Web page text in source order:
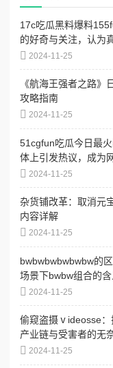
17c吃瓜黑料爆料
的好奇与关注，认为
发热议
2024-11-25
《航海王强者之路》
攻略指南
2024-11-25
51cgfun吃瓜今日最
体上引发热议，成为
当下流行文化的趣味
2024-11-25
杂货铺改革：取消元
内容详解
2024-11-25
bwbwbwbwbwbw的
场景下bwbw组合的含
文化和语境差异
2024-11-25
偷窥盗摄ⅴideosse：
产业链与受害者的无
2024-11-25